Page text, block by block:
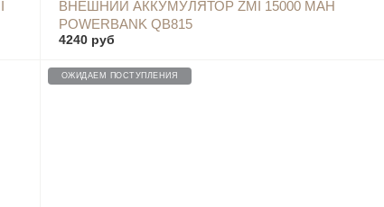
ВНЕШНИЙ АККУМУЛЯТОР ZMI 15000 MAH
POWERBANK QB815
4240 руб
ОЖИДАЕМ ПОСТУПЛЕНИЯ